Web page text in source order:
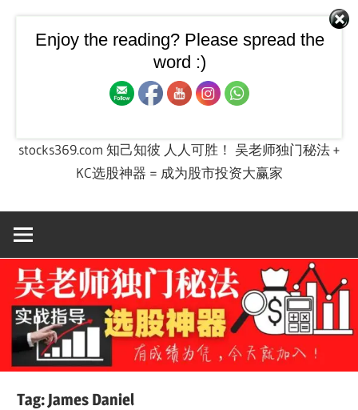
【飙股兵法】大马股票技
术图 + 股票投资实战课程
stocks369.com 知己知彼 人人可胜！ 吴老师独门秘法 +
KC选股神器 = 成为股市投资大赢家
Tag: James Daniel
Enjoy the reading? Please spread the
word :)